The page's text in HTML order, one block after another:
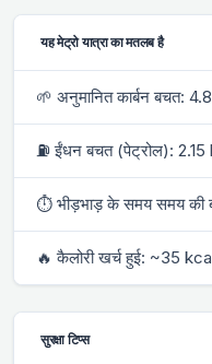
यह मेट्रो यात्रा का मतलब है
🌱 अनुमानित कार्बन बचत:
⛽ ईंधन बचत (पेट्रोल): 2.15
⏱ भीड़भाड़ के समय समय की
🔥 कैलोरी खर्च हुई: ~35
सुरक्षा टिप्स